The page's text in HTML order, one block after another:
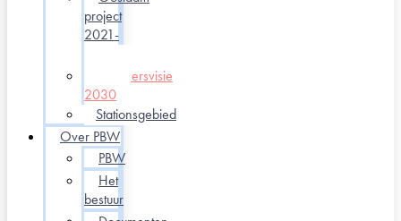
project
2021-
Verkeersvisie
2030
Stationsgebied
Over PBW
PBW
Het
bestuur